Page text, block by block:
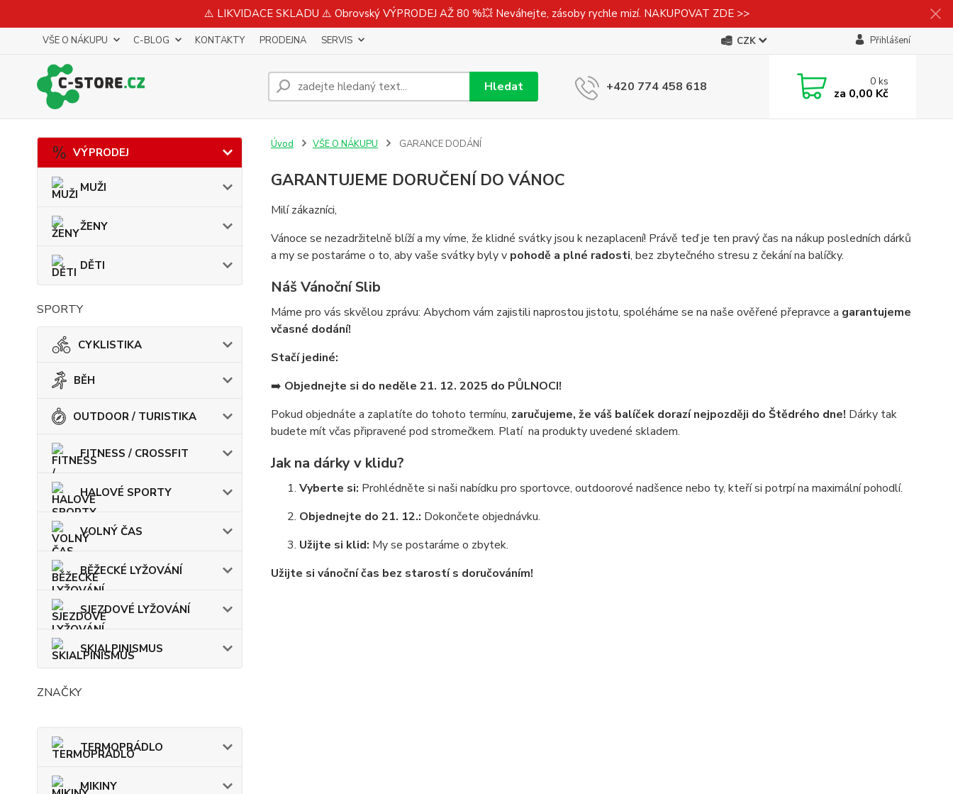
⚠️ LIKVIDACE SKLADU ⚠️ Obrovský VÝPRODEJ AŽ 80 %💥 Neváhejte, zásoby rychle mizí. NAKUPOVAT ZDE >>
VŠE O NÁKUPU C-BLOG KONTAKTY PRODEJNA SERVIS CZK Přihlášení
Hledat +420 774 458 618 0ks
za 0,00 Kč
VÝPRODEJ
MUŽI
ŽENY
DĚTI
SPORTY
CYKLISTIKA
BĚH
OUTDOOR / TURISTIKA
FITNESS / CROSSFIT
HALOVÉ SPORTY
VOLNÝ ČAS
BĚŽECKÉ LYŽOVÁNÍ
SJEZDOVÉ LYŽOVÁNÍ
SKIALPINISMUS
ZNAČKY
TERMOPRÁDLO
MIKINY
Úvod VŠE O NÁKUPU GARANCE DODÁNÍ
GARANTUJEME DORUČENÍ DO VÁNOC
Milí zákazníci,
Vánoce se nezadržitelně blíží a my víme, že klidné svátky jsou k nezaplacení! Právě teď je ten pravý čas na nákup posledních dárků
a my se postaráme o to, aby vaše svátky byly v pohodě a plné radosti, bez zbytečného stresu z čekání na balíčky.
Náš Vánoční Slib
Máme pro vás skvělou zprávu: Abychom vám zajistili naprostou jistotu, spoléháme se na naše ověřené přepravce a garantujeme
včasné dodání!
Stačí jediné:
➡️ Objednejte si do neděle 21. 12. 2025 do PŮLNOCI!
Pokud objednáte a zaplatíte do tohoto termínu, zaručujeme, že váš balíček dorazí nejpozději do Štědrého dne! Dárky tak
budete mít včas připravené pod stromečkem. Platí na produkty uvedené skladem.
Jak na dárky v klidu?
Vyberte si: Prohlédněte si naši nabídku pro sportovce, outdoorové nadšence nebo ty, kteří si potrpí na maximální pohodlí.
Objednejte do 21. 12.: Dokončete objednávku.
Užijte si klid: My se postaráme o zbytek.
Užijte si vánoční čas bez starostí s doručováním!